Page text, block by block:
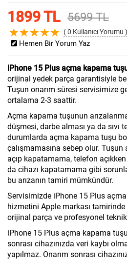
1899 TL 5699 TL
( 0 Kullanıcı Yorumu )
Hemen Bir Yorum Yaz
iPhone 15 Plus açma kapama
orijinal yedek parça garantisiyle
Tuşun onarım süresi servisimize
ortalama 2-3 saattir.
Açma kapama tuşunun
düşmesi, darbe alması ya da sıvı
durumlarda açma kapama tuşu
çalışmamasına sebep olur. Tuşun
açıp kapatamama, telefon
da cihazı kapatamama gibi
bu arızanın tamiri mümkündür.
Servisimizde iPhone 15 Plus
hizmetini Apple markası
orijinal parça ve profesyonel
iPhone 15 Plus açma kapama
sonrası cihazınızda veri kaybı
yapılmaz. Onarım sonrası